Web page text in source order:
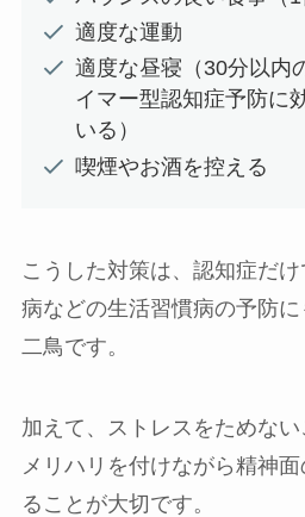
適度な運動
適度な昼寝（30分以内
イマー型認知症予防に
いる）
喫煙やお酒を控える
こうした対策は、認知症だ
病などの生活習慣病の予防
二鳥です。
加えて、ストレスをためない
メリハリを付けながら精神
ることが大切です。